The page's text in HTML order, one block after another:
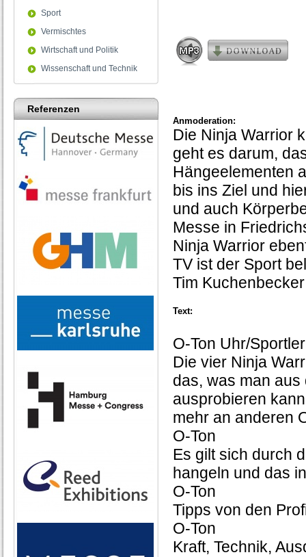
Sport
Vermischtes
Wirtschaft und Politik
Wissenschaft und Technik
Referenzen
Anmoderation:
Die Ninja Warrior
geht es darum,
Hängeelementen
bis ins Ziel und
und auch
Messe in
Ninja Warrior
TV ist der Sport
Tim
Text:
O-Ton Uhr/Sportler
Die vier Ninja
das, was man
ausprobieren
mehr an anderen
O-Ton
Es gilt sich durch
hangeln und das
O-Ton
Tipps von den
O-Ton
Kraft, Technik,